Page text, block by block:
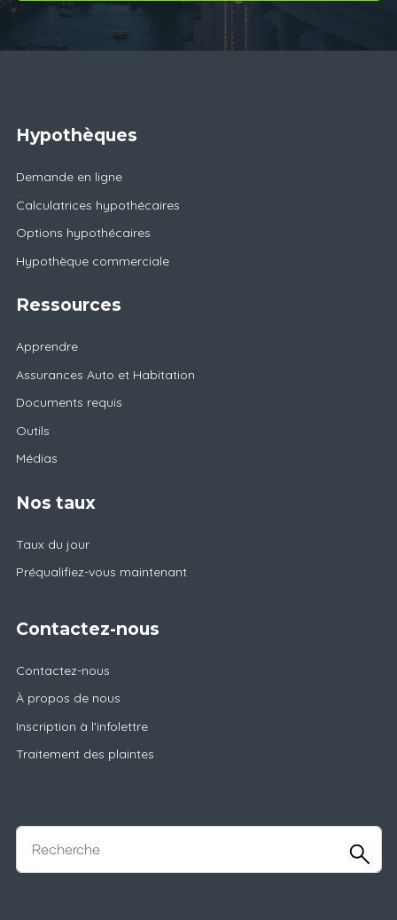
Hypothèques
Demande en ligne
Calculatrices hypothécaires
Options hypothécaires
Hypothèque commerciale
Ressources
Apprendre
Assurances Auto et Habitation
Documents requis
Outils
Médias
Nos taux
Taux du jour
Préqualifiez-vous maintenant
Contactez-nous
Contactez-nous
À propos de nous
Inscription à l'infolettre
Traitement des plaintes